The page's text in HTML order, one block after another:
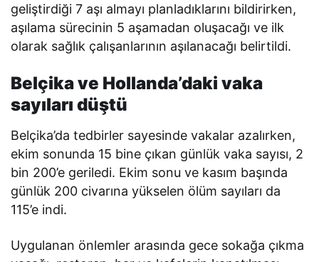
geliştirdiği 7 aşı almayı planladıklarını bildirirken,
aşılama sürecinin 5 aşamadan oluşacağı ve ilk
olarak sağlık çalışanlarının aşılanacağı belirtildi.
Belçika ve Hollanda’daki vaka
sayıları düştü
Belçika’da tedbirler sayesinde vakalar azalırken,
ekim sonunda 15 bine çıkan günlük vaka sayısı, 2
bin 200’e geriledi. Ekim sonu ve kasım başında
günlük 200 civarına yükselen ölüm sayıları da
115’e indi.
Uygulanan önlemler arasında gece sokağa çıkma